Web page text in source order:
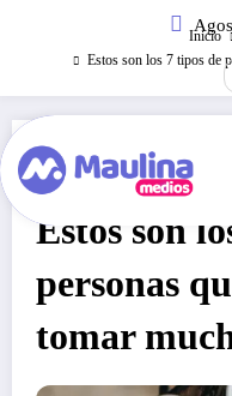
Inicio
Estos son los 7 tipos de
Tendencia Y Salud
Estos son
personas
tomar